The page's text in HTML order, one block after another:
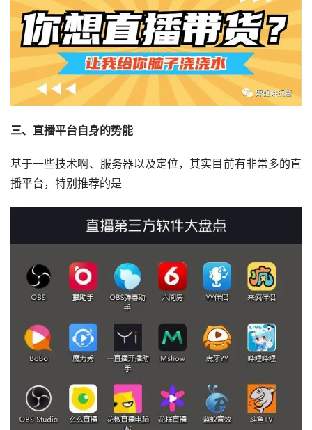
三、直播平台自身的势能
基于一些技术啊、服务器以及定位，其实目前有非常多的直
播平台，特别推荐的是